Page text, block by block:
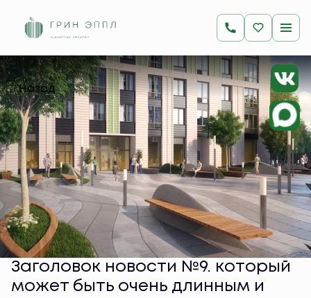
Назад
Заголовок новости №9. который
может быть очень длинным и